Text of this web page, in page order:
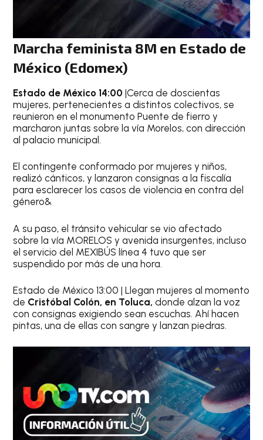
Marcha feminista 8M en Estado de
México (Edomex)
Estado de México 14:00 |Cerca de doscientas
mujeres, pertenecientes a distintos colectivos, se
reunieron en el monumento Puente de fierro y
marcharon juntas sobre la vía Morelos, con dirección
al palacio municipal.
El contingente conformado por mujeres y niños,
realizó cánticos, y lanzaron consignas a la fiscalía
para esclarecer los casos de violencia en contra del
género&
A su paso, el tránsito vehicular se vio afectado
sobre la vía MORELOS y avenida insurgentes, incluso
el servicio del MEXIBÚS línea 4 tuvo que ser
suspendido por más de una hora.
Estado de México 13:00 | Llegan mujeres al momento
de Cristóbal Colón, en Toluca,donde alzan la voz
con consignas exigiendo sean escuchas. Ahí hacen
pintas, una de ellas con sangre y lanzan piedras.